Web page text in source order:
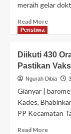
meraih gelar
Read More
Peristiwa
Diikuti 430
Pastikan
Ngurah Dibia
Gianyar |
Kades,
PP Kecamatan
Read More